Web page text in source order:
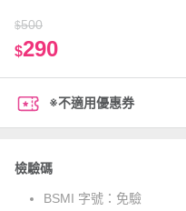
$500
$290
※不適用優惠券
檢驗碼
BSMI 字號： 免驗